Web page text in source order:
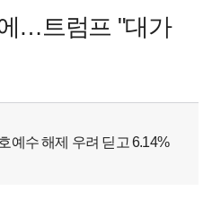
…트럼프 "대가
예수 해제 우려 딛고 6.14%